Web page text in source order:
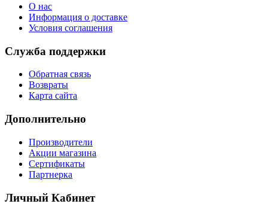
О нас
Информация о доставке
Условия соглашения
Служба поддержки
Обратная связь
Возвраты
Карта сайта
Дополнительно
Производители
Акции магазина
Сертификаты
Партнерка
Личный Кабинет